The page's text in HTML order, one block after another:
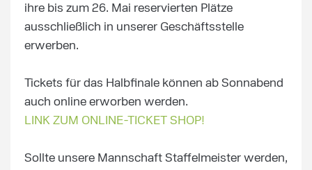
ihre bis zum 26. Mai reservierten Plätze
ausschließlich in unserer Geschäftsstelle
erwerben.
Tickets für das Halbfinale können ab Sonnabend
auch online erworben werden.
LINK ZUM ONLINE-TICKET SHOP!
Sollte unsere Mannschaft Staffelmeister werden,